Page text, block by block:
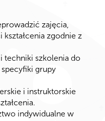
zajęcia,
kształcenia zgodnie z
techniki szkolenia do
grupy
i instruktorskie
indywidualne w